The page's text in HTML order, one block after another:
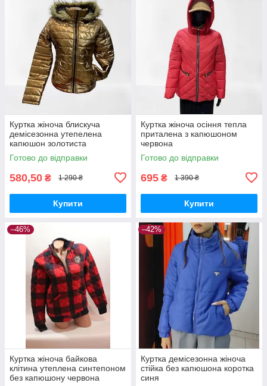
Куртка жіноча блискуча
демісезонна утепелена
капюшон золотиста
Готово до відправки
580,50 ₴ 1 290 ₴
Купити
Куртка жіноча осіння тепла
приталена з капюшоном
червона
Готово до відправки
695 ₴ 1 390 ₴
Купити
–46%
Куртка жіноча байкова
клітина утеплена синтепоном
без капюшону червона
–42%
Куртка демісезонна жіноча
стійка без капюшона коротка
синя